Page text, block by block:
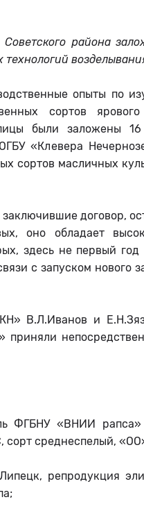
района
опыты по
сортов
были заложены
«Клевера
сортов масличных
договор,
оно обладает
здесь не первый
с запуском нового
В.Л.Иванов и
ФГБНУ «ВНИИ
сорт среднеспелый,
репродукция